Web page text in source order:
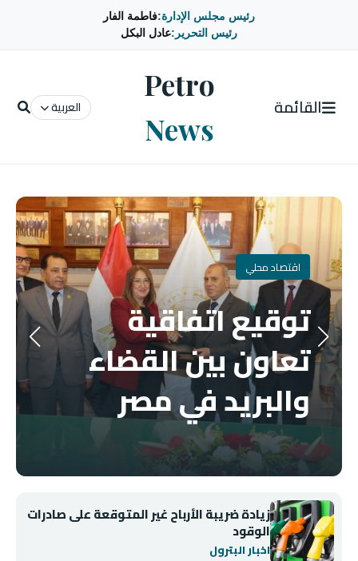
رئيس مجلس الإدارة:فاطمة الفار
رئيس التحرير:عادل البكل
القائمة
Petro
News
العربية
اقتصاد محلي
توقيع اتفاقية
تعاون بين القضاء
والبريد في مصر
زيادة ضريبة الأرباح غير المتوقعة على صادرات
الوقود
اخبار البترول